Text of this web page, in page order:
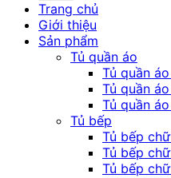
Trang chủ
Giới thiệu
Sản phẩm
Tủ quần áo
Tủ quần
Tủ quần
Tủ quần
Tủ bếp
Tủ bếp
Tủ bếp
Tủ bếp